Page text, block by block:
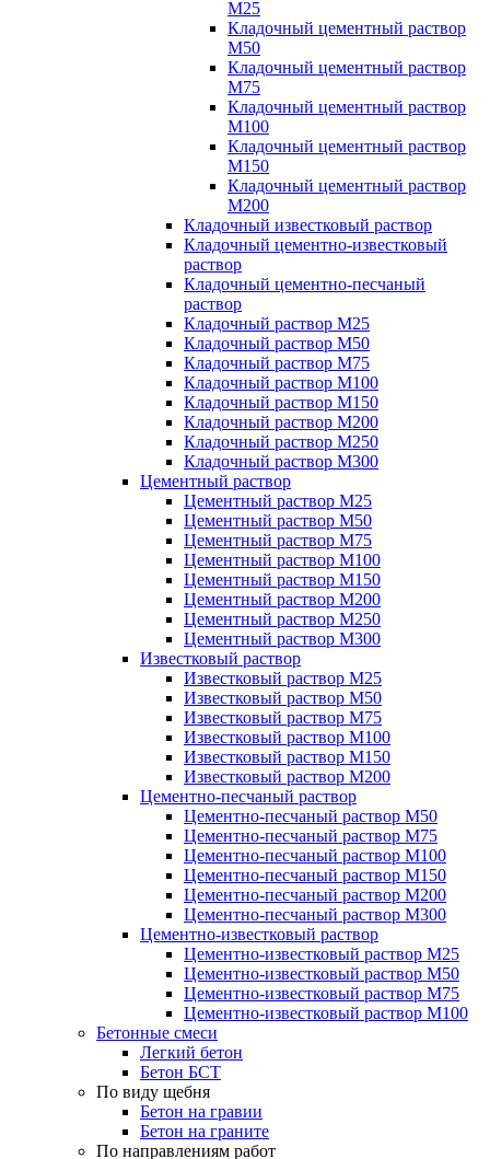
М25
Кладочный цементный раствор
М50
Кладочный цементный раствор
М75
Кладочный цементный раствор
М100
Кладочный цементный раствор
М150
Кладочный цементный раствор
М200
Кладочный известковый раствор
Кладочный цементно-известковый
раствор
Кладочный цементно-песчаный
раствор
Кладочный раствор М25
Кладочный раствор М50
Кладочный раствор М75
Кладочный раствор М100
Кладочный раствор М150
Кладочный раствор М200
Кладочный раствор М250
Кладочный раствор М300
Цементный раствор
Цементный раствор М25
Цементный раствор М50
Цементный раствор М75
Цементный раствор М100
Цементный раствор М150
Цементный раствор М200
Цементный раствор М250
Цементный раствор М300
Известковый раствор
Известковый раствор М25
Известковый раствор М50
Известковый раствор М75
Известковый раствор М100
Известковый раствор М150
Известковый раствор М200
Цементно-песчаный раствор
Цементно-песчаный раствор М50
Цементно-песчаный раствор М75
Цементно-песчаный раствор М100
Цементно-песчаный раствор М150
Цементно-песчаный раствор М200
Цементно-песчаный раствор М300
Цементно-известковый раствор
Цементно-известковый раствор М25
Цементно-известковый раствор М50
Цементно-известковый раствор М75
Цементно-известковый раствор М100
Бетонные смеси
Легкий бетон
Бетон БСТ
По виду щебня
Бетон на гравии
Бетон на граните
По направлениям работ